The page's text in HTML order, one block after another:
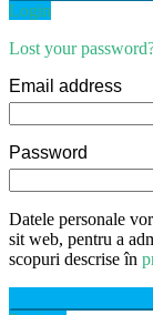
Login
Lost your
Email address
Password
Datele personale
sit web, pentru a
scopuri descrise în